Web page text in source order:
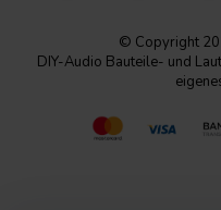
© Copyright
DIY-Audio Bauteile- und